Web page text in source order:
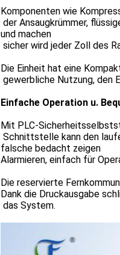
Komponenten wie
der Ansaugkrümmer,
und machen
sicher wird jeder Zoll des
Die Einheit hat eine
gewerbliche Nutzung, den
Einfache Operation u.
Mit PLC-
Schnittstelle kann den
falsche bedacht zeigen
Alarmieren, einfach für
Die reservierte
Dank die Druckausgabe
das System.